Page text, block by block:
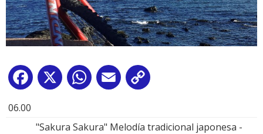
Facebook
X WhatsApp
Email
06.00
"Sakura Sakura" Melodía tradicional japonesa -